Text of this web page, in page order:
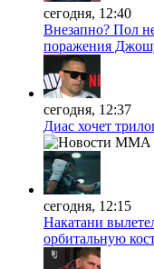
сегодня, 12:40
Внезапно? Пол
поражения
сегодня, 12:37
Диас хочет
сегодня, 12:15
Накатани
орбитальную